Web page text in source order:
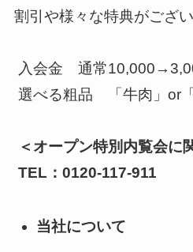
割引や様々な特典がござい
入会金 通常
選べる粗品 「牛肉」or
＜オープン特別内覧会に
TEL：0120-117-911
当社について